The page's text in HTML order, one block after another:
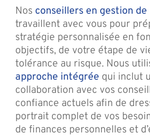
Nos conseillers en gestion
travaillent avec vous pour
stratégie personnalisée en
objectifs, de votre étape de
tolérance au risque. Nous
approche intégrée qui inclut
collaboration avec vos
confiance actuels afin de
portrait complet de vos
de finances personnelles et